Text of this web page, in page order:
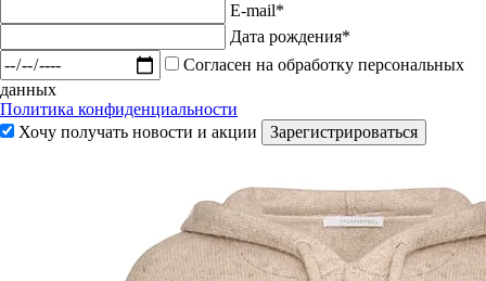
E-mail*
Дата рождения*
Согласен на обработку персональных
данных
Политика конфиденциальности
Хочу получать новости и акции
Зарегистрироваться